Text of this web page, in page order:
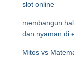
slot online
membangun
dan nyaman di
Mitos vs